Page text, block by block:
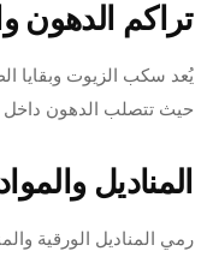
تراكم الدهون
يُعد سكب الزيوت وبقايا
حيث تتصلب الدهون داخل
المناديل
رمي المناديل الورقية